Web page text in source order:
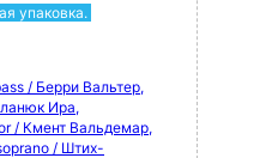
упаковка.
/ Берри Вальтер,
Ира,
/ Кмент Вальдемар,
/ Штих-